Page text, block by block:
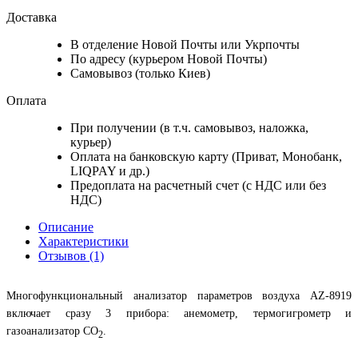
Доставка
В отделение Новой Почты или Укрпочты
По адресу (курьером Новой Почты)
Самовывоз (только Киев)
Оплата
При получении (в т.ч. самовывоз, наложка,
курьер)
Оплата на банковскую карту (Приват, Монобанк,
LIQPAY и др.)
Предоплата на расчетный счет (с НДС или без
НДС)
Описание
Характеристики
Отзывов (1)
Многофункциональный анализатор параметров воздуха AZ-8919
включает сразу 3 прибора: анемометр, термогигрометр и
газоанализатор СО2